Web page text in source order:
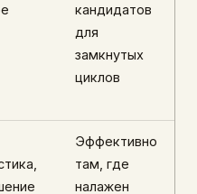
кандидатов
для
замкнутых
циклов
Эффективно
там, где
налажен